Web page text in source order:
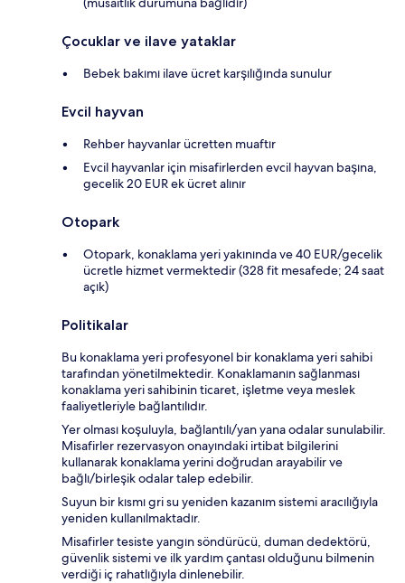
Çocuklar ve ilave yataklar
Bebek bakımı ilave ücret karşılığında sunulur
Evcil hayvan
Rehber hayvanlar ücretten muaftır
Evcil hayvanlar için misafirlerden evcil hayvan başına,
gecelik 20 EUR ek ücret alınır
Otopark
Otopark, konaklama yeri yakınında ve 40 EUR/gecelik
ücretle hizmet vermektedir (328 fit mesafede; 24 saat
açık)
Politikalar
Bu konaklama yeri profesyonel bir konaklama yeri sahibi
tarafından yönetilmektedir. Konaklamanın sağlanması
konaklama yeri sahibinin ticaret, işletme veya meslek
faaliyetleriyle bağlantılıdır.
Yer olması koşuluyla, bağlantılı/yan yana odalar sunulabilir.
Misafirler rezervasyon onayındaki irtibat bilgilerini
kullanarak konaklama yerini doğrudan arayabilir ve
bağlı/birleşik odalar talep edebilir.
Suyun bir kısmı gri su yeniden kazanım sistemi aracılığıyla
yeniden kullanılmaktadır.
Misafirler tesiste yangın söndürücü, duman dedektörü,
güvenlik sistemi ve ilk yardım çantası olduğunu bilmenin
verdiği iç rahatlığıyla dinlenebilir.